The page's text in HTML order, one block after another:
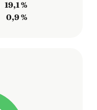
19,1 %
0,9 %